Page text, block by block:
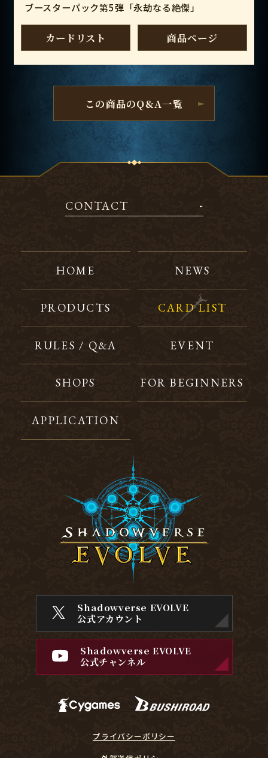
ブースターパック第5弾「永劫なる絶傑」
カードリスト 商品ページ
この商品のQ&A一覧
CONTACT
HOME NEWS
PRODUCTS CARD LIST
RULES / Q&A EVENT
SHOPS FOR BEGINNERS
APPLICATION
Shadowverse EVOLVE
公式アカウント
Shadowverse EVOLVE
公式チャンネル
プライバシーポリシー